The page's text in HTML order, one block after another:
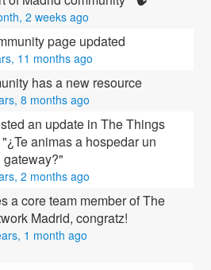
2 weeks ago
page updated
11 months ago
has a new resource
8 months ago
an update in The Things
animas a hospedar un
gateway?"
2 months ago
a core team member of The
Madrid, congratz!
1 month ago